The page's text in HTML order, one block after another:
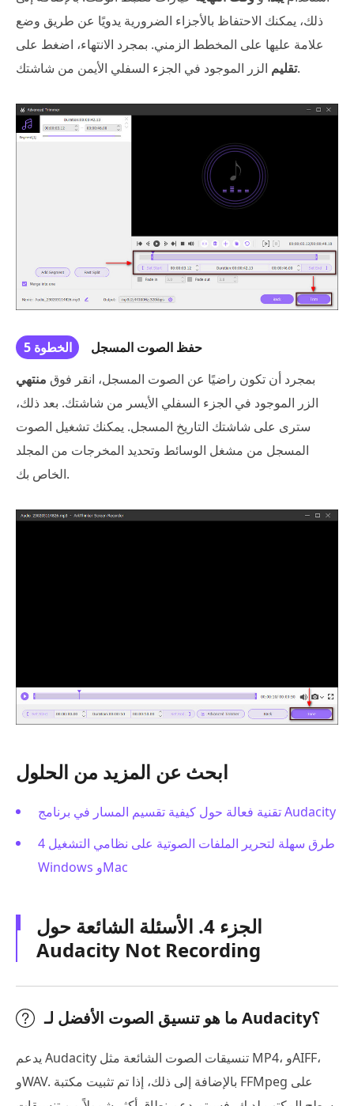
ذلك، يمكنك الاحتفاظ بالأجزاء الضرورية يدويًا عن طريق وضع
علامة عليها على المخطط الزمني. بمجرد الانتهاء، اضغط على
تقليمالزر الموجود في الجزء السفلي الأيمن من شاشتك.
الخطوة 5
حفظ الصوت المسجل
بمجرد أن تكون راضيًا عن الصوت المسجل، انقر فوق منتهي
الزر الموجود في الجزء السفلي الأيسر من شاشتك. بعد ذلك،
سترى على شاشتك التاريخ المسجل. يمكنك تشغيل الصوت
المسجل من مشغل الوسائط وتحديد المخرجات من المجلد
الخاص بك.
ابحث عن المزيد من الحلول
تقنية فعالة حول كيفية تقسيم المسار في برنامج Audacity
4 طرق سهلة لتحرير الملفات الصوتية على نظامي التشغيل
Windows وMac
الجزء 4. الأسئلة الشائعة حول
Audacity Not Recording
ما هو تنسيق الصوت الأفضل لـ Audacity؟
يدعم Audacity تنسيقات الصوت الشائعة مثل MP4، وAIFF،
وWAV. بالإضافة إلى ذلك، إذا تم تثبيت مكتبة FFMpeg على